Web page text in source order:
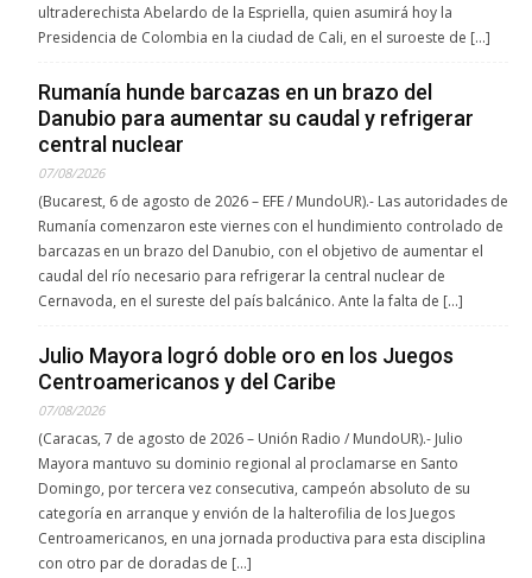
ultraderechista Abelardo de la Espriella, quien asumirá hoy la
Presidencia de Colombia en la ciudad de Cali, en el suroeste de […]
Rumanía hunde barcazas en un brazo del
Danubio para aumentar su caudal y refrigerar
central nuclear
07/08/2026
(Bucarest, 6 de agosto de 2026 – EFE / MundoUR).- Las autoridades de
Rumanía comenzaron este viernes con el hundimiento controlado de
barcazas en un brazo del Danubio, con el objetivo de aumentar el
caudal del río necesario para refrigerar la central nuclear de
Cernavoda, en el sureste del país balcánico. Ante la falta de […]
Julio Mayora logró doble oro en los Juegos
Centroamericanos y del Caribe
07/08/2026
(Caracas, 7 de agosto de 2026 – Unión Radio / MundoUR).- Julio
Mayora mantuvo su dominio regional al proclamarse en Santo
Domingo, por tercera vez consecutiva, campeón absoluto de su
categoría en arranque y envión de la halterofilia de los Juegos
Centroamericanos, en una jornada productiva para esta disciplina
con otro par de doradas de […]